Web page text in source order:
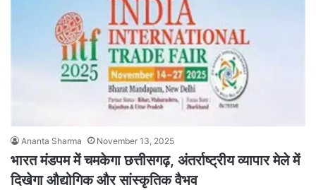
Ananta Sharma November 13, 2025
भारत मंडपम में चमकेगा छत्तीसगढ़, अंतर्राष्ट्रीय व्यापार मेले में
दिखेगा औद्योगिक और सांस्कृतिक वैभव